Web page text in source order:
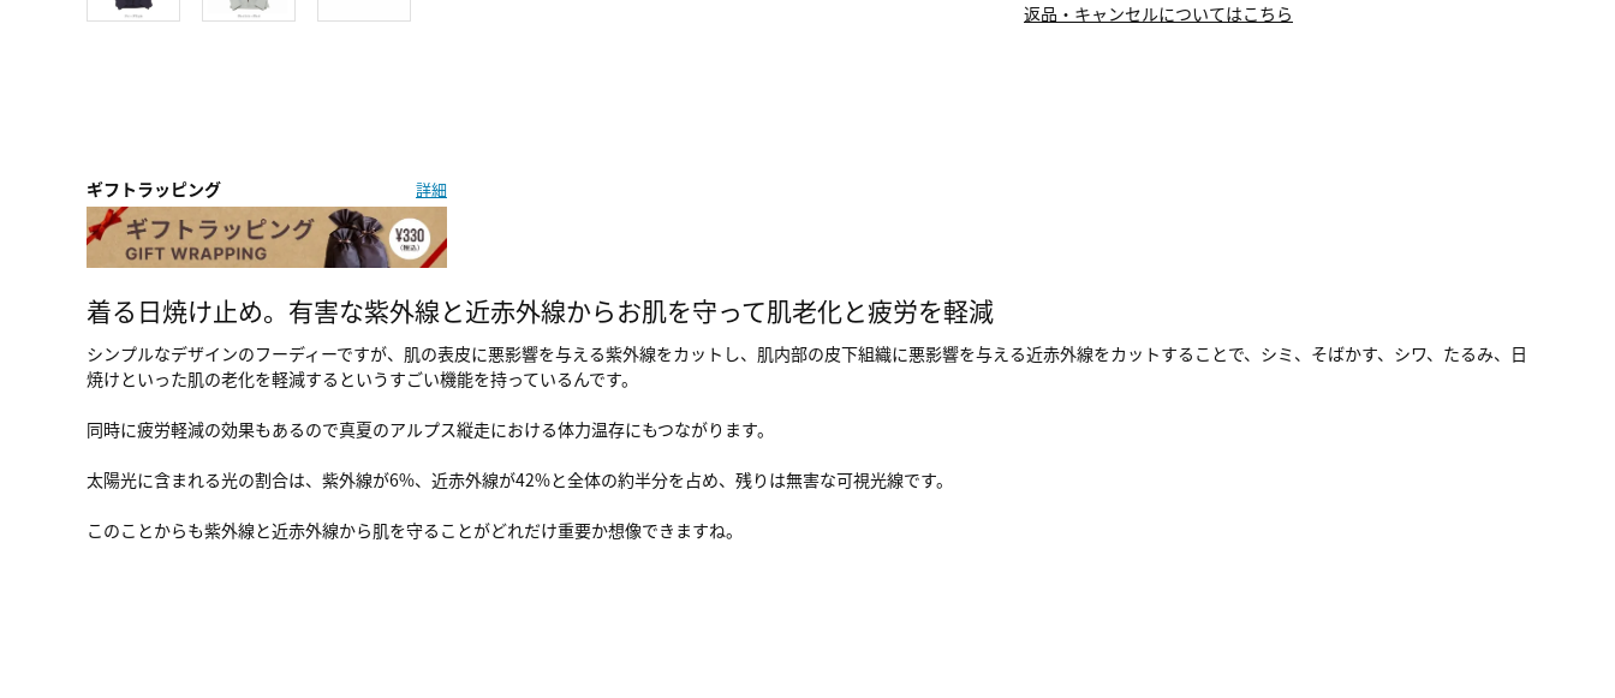
返品・キャンセルについてはこちら
ギフトラッピング 詳細
着る日焼け止め。有害な紫外線と近赤外線からお肌を守って肌老化と疲労を軽減
シンプルなデザインのフーディーですが、肌の表皮に悪影響を与える紫外線をカットし、肌内部の皮下組織に悪影響を与える近赤外線をカットすることで、シミ、そばかす、シワ、たるみ、日
焼けといった肌の老化を軽減するというすごい機能を持っているんです。
同時に疲労軽減の効果もあるので真夏のアルプス縦走における体力温存にもつながります。
太陽光に含まれる光の割合は、紫外線が6%、近赤外線が42%と全体の約半分を占め、残りは無害な可視光線です。
このことからも紫外線と近赤外線から肌を守ることがどれだけ重要か想像できますね。